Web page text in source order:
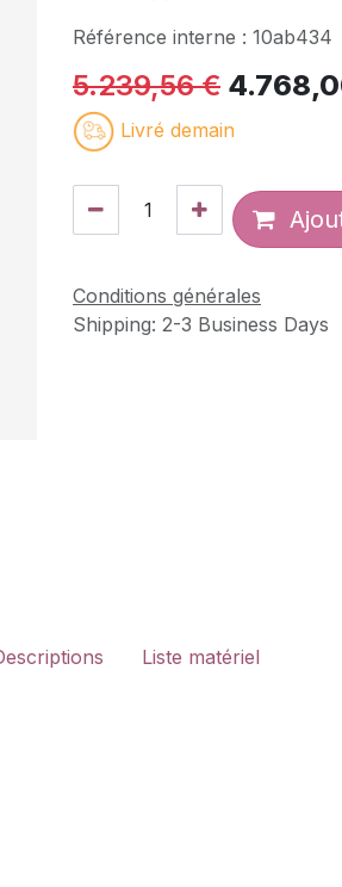
Référence interne : 10ab434
5.239,56€
Livré demain
Conditions générales
Shipping: 2-3 Business Days
Liste matériel